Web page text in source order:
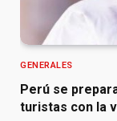
GENERALES
Perú se
turistas con la